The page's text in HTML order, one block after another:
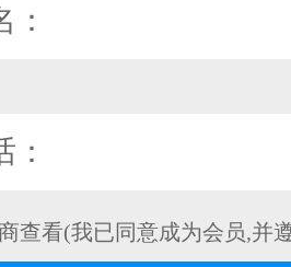
查看(我已同意成为会员,并